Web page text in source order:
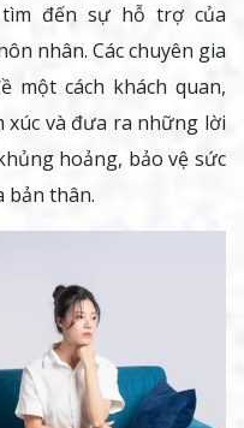
đến sự hỗ trợ của
nhân. Các chuyên gia
một cách khách quan,
xúc và đưa ra những lời
hoảng, bảo vệ sức
bản thân.